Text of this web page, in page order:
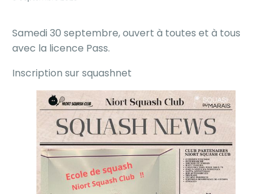
Samedi 30 septembre, ouvert à toutes et à tous
avec la licence Pass.
Inscription sur squashnet